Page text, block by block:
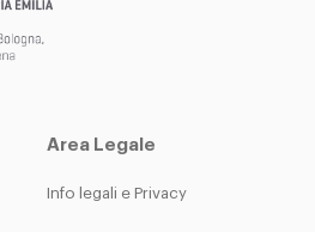
Area Legale
Info legali e Privacy